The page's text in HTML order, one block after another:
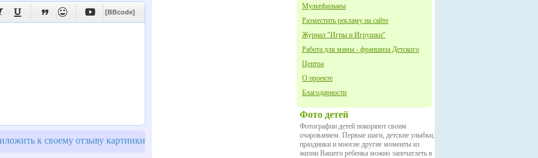
Мультфильмы
Разместить рекламу на сайте
Журнал "Игры и Игрушки"
Работа для мамы - франшиза Детского
Центра
О проекте
Благодарности
Фото детей
Фотографии детей покоряют своим
очарованием. Первые шаги, детские улыбки,
праздники и многие другие моменты из
жизни Вашего ребенка можно запечатлеть в
    [BBcode]
к своему отзыву картинки